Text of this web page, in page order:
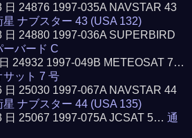
日 24876 1997-035A NAVSTAR 43
星 ナブスター 43 (USA 132)
日 24880 1997-036A SUPERBIRD
ーバード C
24932 1997-049B METEOSAT 7…
サット 7 号
日 25030 1997-067A NAVSTAR 44
星 ナブスター 44 (USA 135)
日 25067 1997-075A JCSAT 5…通